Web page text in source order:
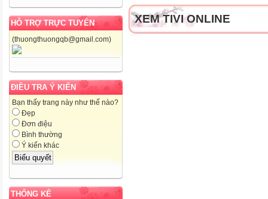
HỖ TRỢ TRỰC TUYẾN
(thuongthuongqb@gmail.com)
ĐIỀU TRA Ý KIẾN
Bạn thấy trang này như thế nào?
Đẹp
Đơn điệu
Bình thường
Ý kiến khác
THỐNG KÊ
XEM TIVI ONLINE